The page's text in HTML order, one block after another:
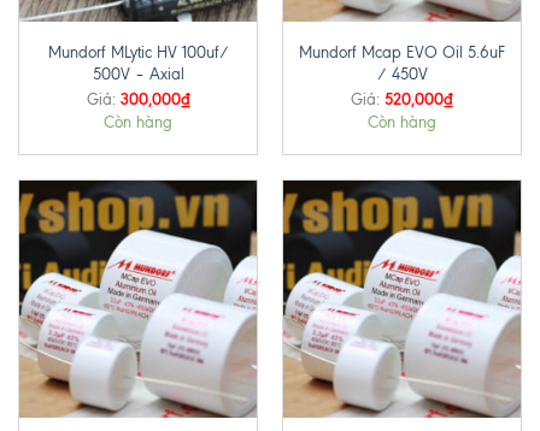
Mundorf MLytic HV 100uf/
500V – Axial
Giá: 300,000₫
Còn hàng
Mundorf Mcap EVO Oil 5.6uF
/ 450V
Giá: 520,000₫
Còn hàng